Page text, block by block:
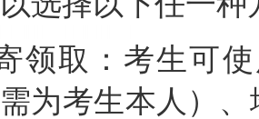
领取：考生可
需为考生本人）